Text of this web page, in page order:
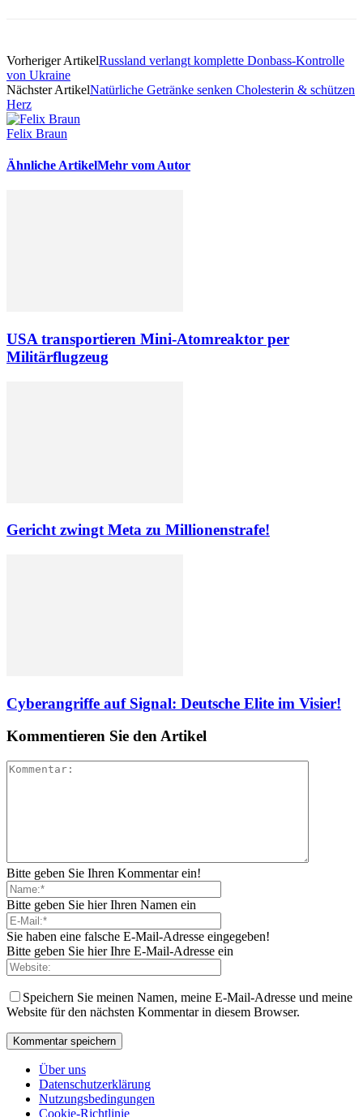
Vorheriger ArtikelRussland verlangt komplette Donbass-Kontrolle
von Ukraine
Nächster ArtikelNatürliche Getränke senken Cholesterin & schützen
Herz
Felix Braun
Ähnliche ArtikelMehr vom Autor
USA transportieren Mini-Atomreaktor per
Militärflugzeug
Gericht zwingt Meta zu Millionenstrafe!
Cyberangriffe auf Signal: Deutsche Elite im Visier!
Kommentieren Sie den Artikel
Bitte geben Sie Ihren Kommentar ein!
Bitte geben Sie hier Ihren Namen ein
Sie haben eine falsche E-Mail-Adresse eingegeben!
Bitte geben Sie hier Ihre E-Mail-Adresse ein
Speichern Sie meinen Namen, meine E-Mail-Adresse und meine
Website für den nächsten Kommentar in diesem Browser.
Über uns
Datenschutzerklärung
Nutzungsbedingungen
Cookie-Richtlinie